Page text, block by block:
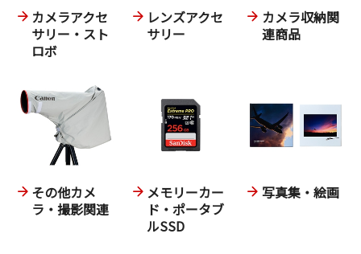
カメラアクセ
サリー・スト
ロボ
レンズアクセ
サリー
カメラ収納関
連商品
その他カメ
ラ・撮影関連
メモリーカー
ド・ポータブ
ルSSD
写真集・絵画